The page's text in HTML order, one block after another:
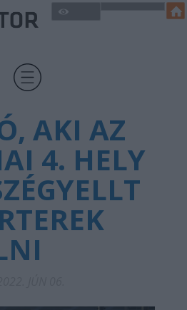
AKI AZ
4. HELY